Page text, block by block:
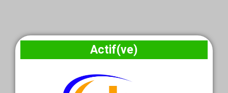
Actif(ve)